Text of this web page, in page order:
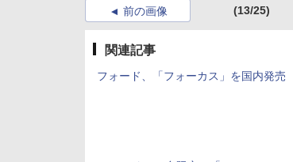
前の画像 (13/25)
関連記事
フォード、「フォーカス」を国内発売